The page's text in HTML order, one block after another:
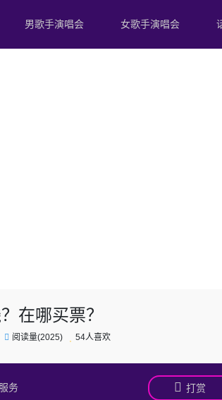
男歌手演唱会 女歌手演唱会
在哪买票？
阅读量(2025) 54人喜欢
务 打赏